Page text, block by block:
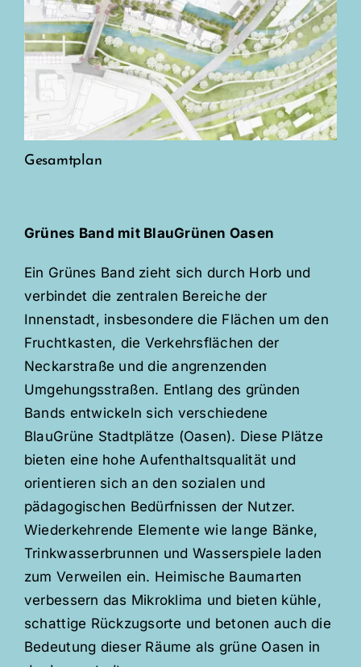
Gesamtplan
Grünes Band mit BlauGrünen Oasen
Ein Grünes Band zieht sich durch Horb und
verbindet die zentralen Bereiche der
Innenstadt, insbesondere die Flächen um den
Fruchtkasten, die Verkehrsflächen der
Neckarstraße und die angrenzenden
Umgehungsstraßen. Entlang des gründen
Bands entwickeln sich verschiedene
BlauGrüne Stadtplätze (Oasen). Diese Plätze
bieten eine hohe Aufenthaltsqualität und
orientieren sich an den sozialen und
pädagogischen Bedürfnissen der Nutzer.
Wiederkehrende Elemente wie lange Bänke,
Trinkwasserbrunnen und Wasserspiele laden
zum Verweilen ein. Heimische Baumarten
verbessern das Mikroklima und bieten kühle,
schattige Rückzugsorte und betonen auch die
Bedeutung dieser Räume als grüne Oasen in